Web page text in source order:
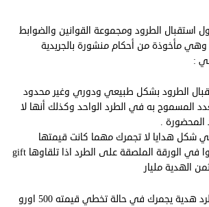
استقبال الطرود ومجموعة القوانين والضوابط
وهي مأخوذة من أحكام منشورة بالجريدية
:
الطرود بشكل طبيعي ودوري وغير محدود
المسموح به في الطرد الواحد وكذلك أنها لا
.
شكل هدايا لا تجمرك مهما كانت قيمتها
المادية ( تقدروا تشوفوا في الورقة الملصقة على الطرد اذا تلقاوها gift
الهدية مليار
3- في حال لم يكن الطرد هدية يجمرك في حالة تخطي قيمته 500 اورو